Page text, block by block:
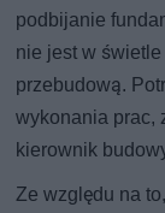
podbijanie
nie jest w
przebudową.
wykonania prac,
kierownik
Ze względu na